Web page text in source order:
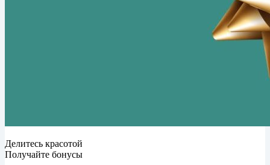
Делитесь красотой
Получайте бонусы